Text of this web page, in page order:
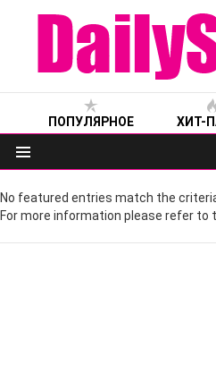
ПОПУЛЯРНОЕ ХИТ-
Меню
No featured entries match the
For more information please refer to